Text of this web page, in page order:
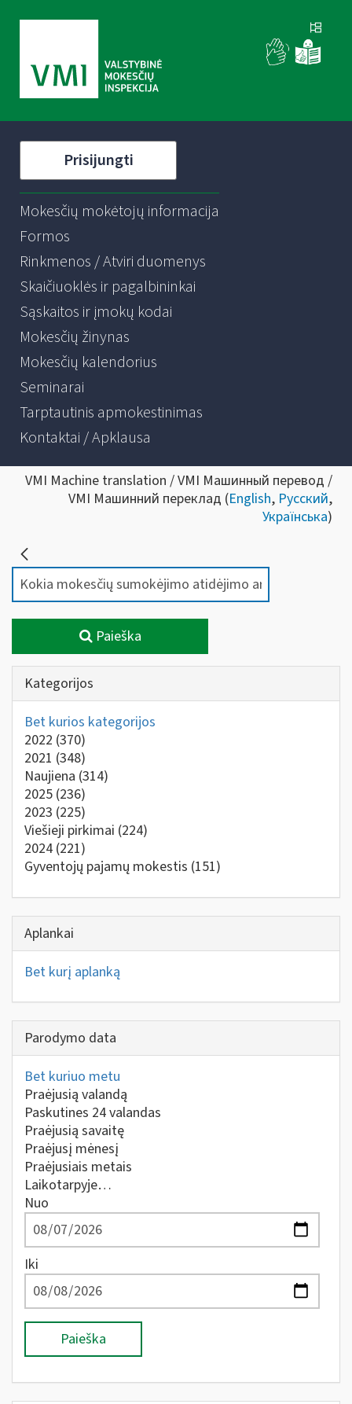
Prisijungti
Mokesčių mokėtojų informacija
Formos
Rinkmenos / Atviri duomenys
Skaičiuoklės ir pagalbininkai
Sąskaitos ir įmokų kodai
Mokesčių žinynas
Mokesčių kalendorius
Seminarai
Tarptautinis apmokestinimas
Kontaktai / Apklausa
VMI Machine translation / VMI Машинный перевод /
VMI Машинний переклад (English, Русский,
Українська)
Paieška
Kategorijos
Bet kurios kategorijos
2022 (370)
2021 (348)
Naujiena (314)
2025 (236)
2023 (225)
Viešieji pirkimai (224)
2024 (221)
Gyventojų pajamų mokestis (151)
Aplankai
Bet kurį aplanką
Parodymo data
Bet kuriuo metu
Praėjusią valandą
Paskutines 24 valandas
Praėjusią savaitę
Praėjusį mėnesį
Praėjusiais metais
Laikotarpyje…
Nuo
Iki
Paieška